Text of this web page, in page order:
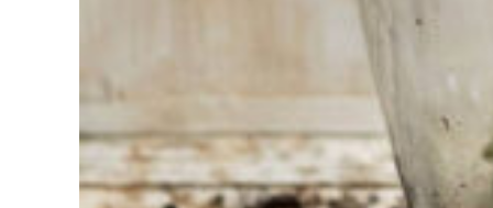
Auswahl?
Werkzeug für Ihren Job